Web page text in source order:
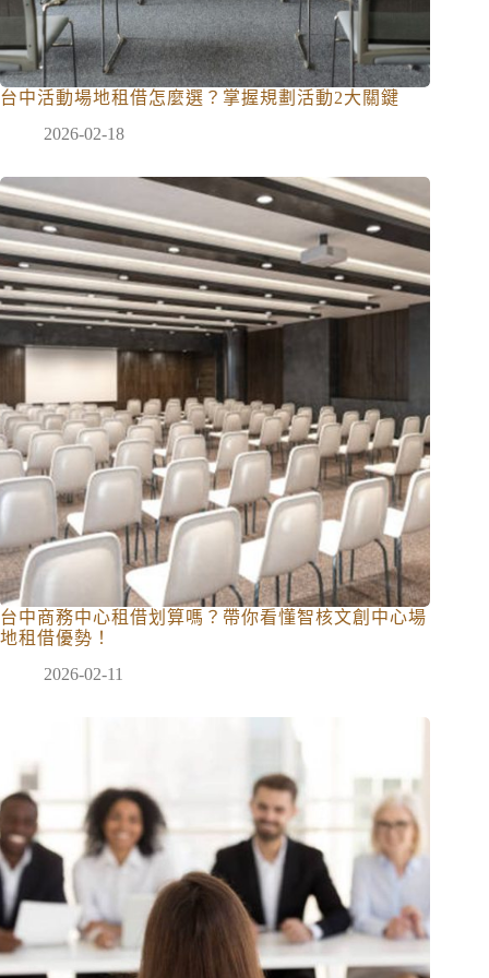
台中活動場地租借怎麼選？掌握規劃活動2大關鍵
2026-02-18
台中商務中心租借划算嗎？帶你看懂智核文創中心場
地租借優勢！
2026-02-11